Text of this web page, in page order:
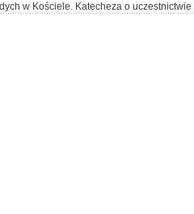
w Kościele. Katecheza o